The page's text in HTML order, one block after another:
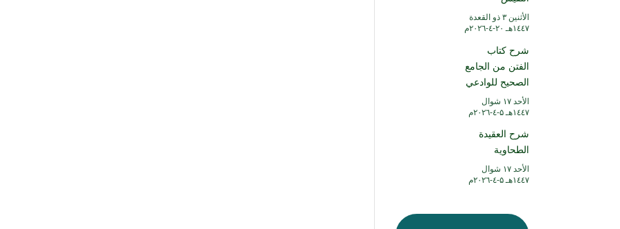
الأثنين ۳ ذو القعدة
۱٤٤۷هـ ۲۰-٤-۲۰۲٦م
شرح كتاب
الفتن من الجامع
الصحيح للوادعي
الأحد ۱۷ شوال
۱٤٤۷هـ ۵-٤-۲۰۲٦م
شرح العقيدة
الطحاوية
الأحد ۱۷ شوال
۱٤٤۷هـ ۵-٤-۲۰۲٦م